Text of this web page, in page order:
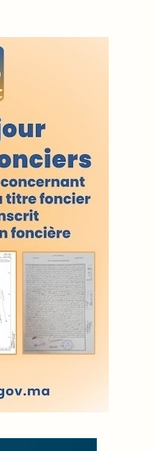
article
presse Arrissala
à naviguer, vous nous
de mesure d'audience